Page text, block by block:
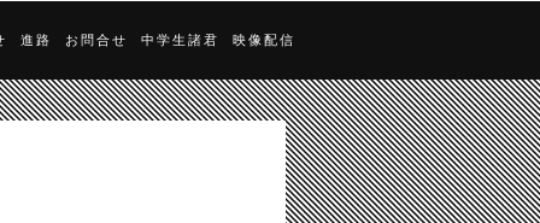
進路 お問合せ 中学生諸君 映像配信